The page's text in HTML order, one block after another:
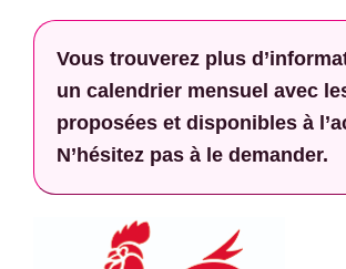
Vous trouverez plus
un calendrier mensuel avec
proposées et disponibles à
N’hésitez pas à le demander.